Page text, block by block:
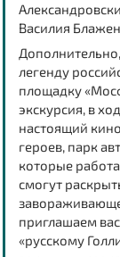
Василия
легенду
площадку
экскурсия, в
настоящий
героев, парк
которые
смогут
приглашаем
«русскому